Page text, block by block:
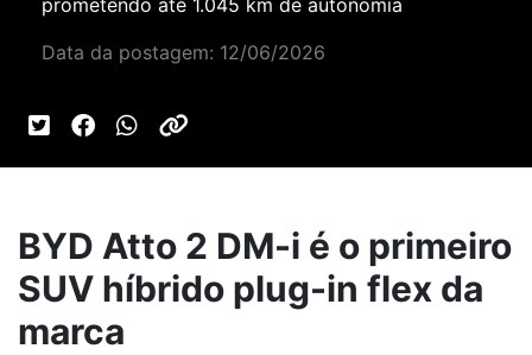
prometendo até 1.045 km de autonomia
Data da postagem: 12/06/2026
BYD Atto 2 DM-i é o primeiro
SUV híbrido plug-in flex da
marca